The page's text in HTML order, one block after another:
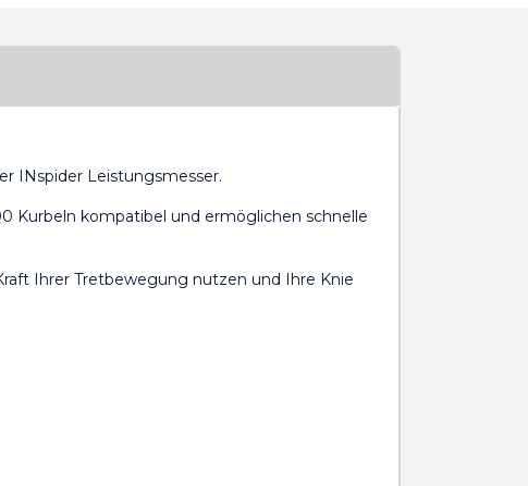
INspider Leistungsmesser.
Kurbeln kompatibel und ermöglichen schnelle
Ihrer Tretbewegung nutzen und Ihre Knie